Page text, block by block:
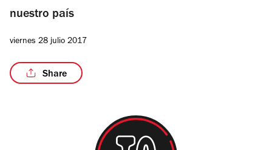
nuestro país
viernes 28 julio 2017
Share